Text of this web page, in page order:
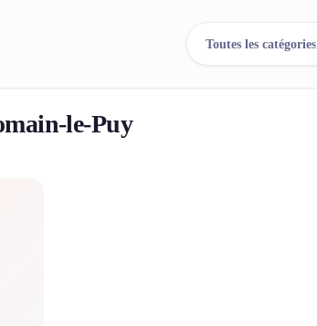
Cherchez.
Toutes les catégories
le-Puy